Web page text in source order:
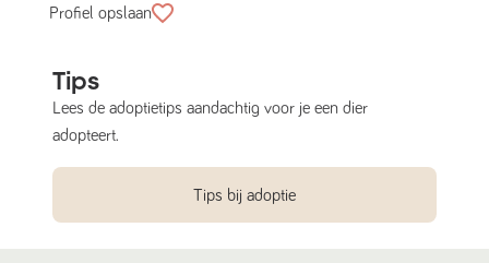
Profiel opslaan
Tips
Lees de adoptietips aandachtig voor je een dier
adopteert.
Tips bij adoptie